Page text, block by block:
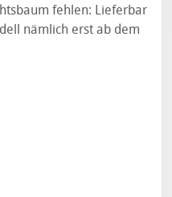
fehlen: Lieferbar
nämlich erst ab dem